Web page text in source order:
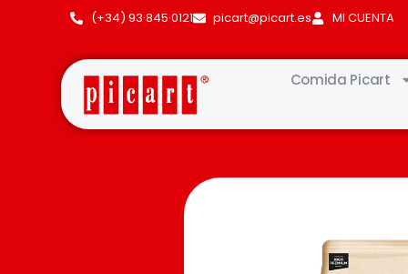
(+34) 93·845·0121 picart@picart.es MI CUENTA
Comida Picart